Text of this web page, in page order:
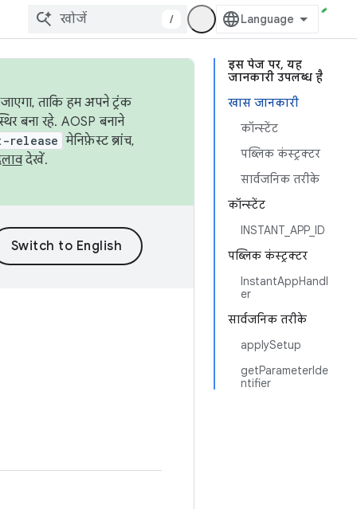
/
इस पेज पर, यह
जानकारी उपलब्ध है
खास जानकारी
कॉन्स्टेंट
पब्लिक कंस्ट्रक्टर
सार्वजनिक तरीके
कॉन्स्टेंट
INSTANT_APP_ID
पब्लिक कंस्ट्रक्टर
InstantAppHandl
er
सार्वजनिक तरीके
applySetup
getParameterIde
ntifier
ताकि हम अपने ट्रंक
बना रहे. AOSP बनाने
release मेनिफ़ेस्ट ब्रांच,
देखें.